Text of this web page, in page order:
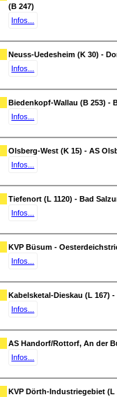
(B 247)
Infos...
Neuss-Uedesheim (K 30) -
Infos...
Biedenkopf-Wallau (B 253) -
Infos...
Olsberg-West (K 15) - AS
Infos...
Tiefenort (L 1120) - Bad
Infos...
KVP Büsum -
Infos...
Kabelsketal-Dieskau (L 167)
Infos...
AS Handorf/Rottorf, An der
Infos...
KVP Dörth-Industriegebiet (L